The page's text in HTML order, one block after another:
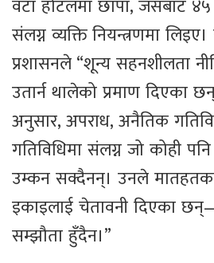
वटा होटलमा छापा, जसबाट ४५
संलग्न व्यक्ति नियन्त्रणमा
प्रशासनले “शून्य सहनशीलता
उतार्न थालेको प्रमाण दिएका
अनुसार, अपराध, अनैतिक
गतिविधिमा संलग्न जो कोही
उम्कन सक्दैनन्। उनले
इकाइलाई चेतावनी दिएका
सम्झौता हुँदैन।”